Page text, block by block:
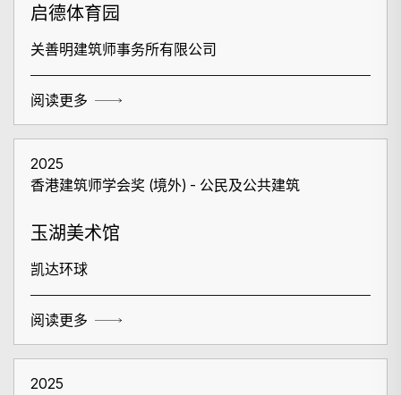
启德体育园
关善明建筑师事务所有限公司
阅读更多
2025
香港建筑师学会奖 (境外) - 公民及公共建筑
玉湖美术馆
凯达环球
阅读更多
2025